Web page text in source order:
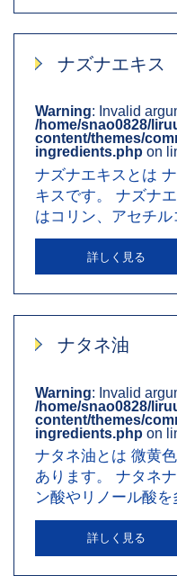
ナズナエキス
Warning: Invalid
/home/snao0828/
content/themes/
ingredients.php on
ナズナエキスとは
キスです。 ナズナ
はコリン、アセチ
肌コンディショニン
詳しく見る
ナタネ油
Warning: Invalid
/home/snao0828/
content/themes/
ingredients.php on
ナタネ油とは 微黄
あります。 ナタネ
ン酸やリノール酸
効果・働き 硬化油
詳しく見る